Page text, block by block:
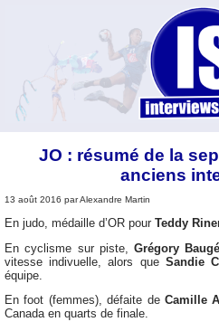
JO : résumé de la
anciens
13 août 2016 par Alexandre Martin
En judo, médaille d’OR pour Teddy
En cyclisme sur piste, Grégory Baugé
vitesse indivuelle, alors que Sandie
équipe.
En foot (femmes), défaite de Camille
Canada en quarts de finale.